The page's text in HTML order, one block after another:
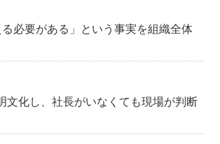
必要がある」という事実を組織全体
文化し、社長がいなくても現場が判断